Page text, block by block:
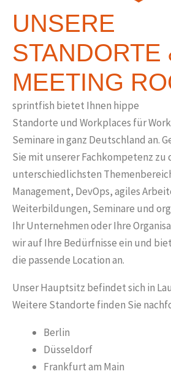
UNSERE
STANDORTE
MEETING
sprintfish bietet Ihnen hippe
Standorte und Workplaces für
Seminare in ganz Deutschland an.
Sie mit unserer Fachkompetenz zu
unterschiedlichsten
Management, DevOps, agiles
Weiterbildungen, Seminare und
Ihr Unternehmen oder Ihre
wir auf Ihre Bedürfnisse ein und
die passende Locationan.
Unser Hauptsitz befindet sich in
Weitere Standorte finden Sie
Berlin
Düsseldorf
Frankfurt am Main